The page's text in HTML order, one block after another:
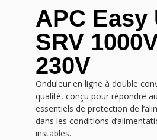
APC Easy
SRV
230V
Onduleur en ligne à double
qualité, conçu pour répondre
essentiels de protection de
dans les conditions
instables.